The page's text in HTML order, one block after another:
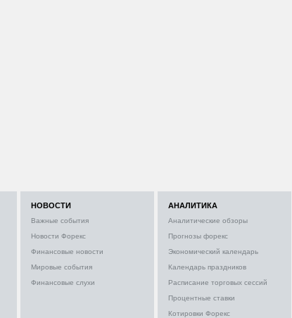
НОВОСТИ
Важные события
Новости Форекс
Финансовые новости
Мировые события
Финансовые слухи
АНАЛИТИКА
Аналитические обзоры
Прогнозы форекс
Экономический календарь
Календарь праздников
Расписание торговых сессий
Процентные ставки
Котировки Форекс